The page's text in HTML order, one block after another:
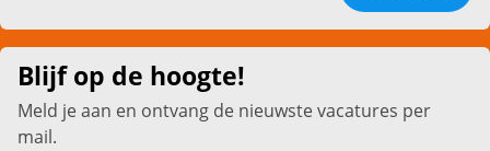
Blijf op de hoogte!
Meld je aan en ontvang de nieuwste vacatures per
mail.